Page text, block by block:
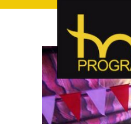
hof-
hof-programm – das